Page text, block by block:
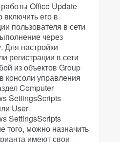
Office Update
его в
пользователя в сети
через
Для настройки
регистрации в сети
из объектов Group
консоли управления
Computer
SettingsScripts
User
SettingsScripts
того, можно назначить
имеют свои